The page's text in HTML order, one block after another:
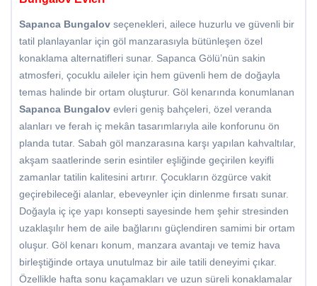
Sapanca Bungalov seçenekleri, ailece huzurlu ve güvenli bir
tatil planlayanlar için göl manzarasıyla bütünleşen özel
konaklama alternatifleri sunar. Sapanca Gölü’nün sakin
atmosferi, çocuklu aileler için hem güvenli hem de doğayla
temas halinde bir ortam oluşturur. Göl kenarında konumlanan
Sapanca Bungalov evleri geniş bahçeleri, özel veranda
alanları ve ferah iç mekân tasarımlarıyla aile konforunu ön
planda tutar. Sabah göl manzarasına karşı yapılan kahvaltılar,
akşam saatlerinde serin esintiler eşliğinde geçirilen keyifli
zamanlar tatilin kalitesini artırır. Çocukların özgürce vakit
geçirebileceği alanlar, ebeveynler için dinlenme fırsatı sunar.
Doğayla iç içe yapı konsepti sayesinde hem şehir stresinden
uzaklaşılır hem de aile bağlarını güçlendiren samimi bir ortam
oluşur. Göl kenarı konum, manzara avantajı ve temiz hava
birleştiğinde ortaya unutulmaz bir aile tatili deneyimi çıkar.
Özellikle hafta sonu kaçamakları ve uzun süreli konaklamalar